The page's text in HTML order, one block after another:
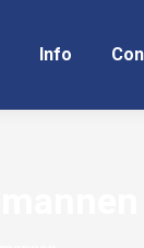
Info